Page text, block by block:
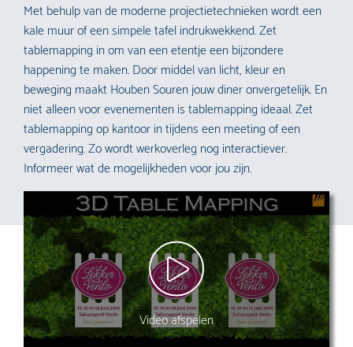
Met behulp van de moderne projectietechnieken wordt een
kale muur of een simpele tafel indrukwekkend. Zet
tablemapping in om van een etentje een bijzondere
happening te maken. Door middel van licht, kleur en
beweging maakt Houben Souren jouw diner onvergetelijk. En
niet alleen voor evenementen is tablemapping ideaal. Zet
tablemapping op kantoor in tijdens een meeting of een
vergadering. Zo wordt werkoverleg nog interactiever.
Informeer wat de mogelijkheden voor jou zijn.
Video afspelen